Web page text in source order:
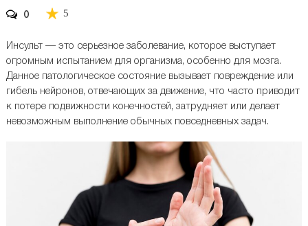
0
5
Инсульт — это серьезное заболевание, которое выступает
огромным испытанием для организма, особенно для мозга.
Данное патологическое состояние вызывает повреждение или
гибель нейронов, отвечающих за движение, что часто приводит
к потере подвижности конечностей, затрудняет или делает
невозможным выполнение обычных повседневных задач.